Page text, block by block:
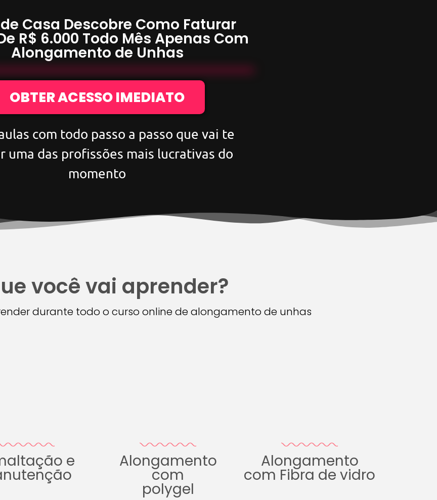
Casa Descobre Como Faturar
R$ 6.000 Todo Mês Apenas Com
Alongamento de Unhas
OBTER ACESSO IMEDIATO
com todo passo a passo que vai te
uma das profissões mais lucrativas do
momento
você vai aprender?
durante todo o curso online de alongamento de unhas
e Alongamento
com
polygel
Alongamento
com Fibra de vidro